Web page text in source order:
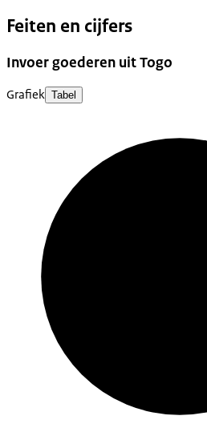
Feiten en cijfers
Invoer goederen uit Togo
Grafiek Tabel